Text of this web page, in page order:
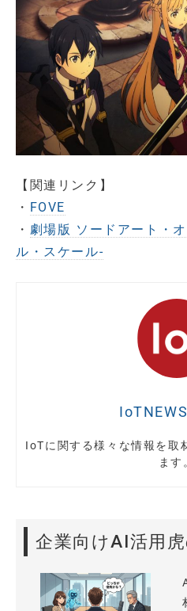
【関連リンク】
・ FOVE
・ 劇場版 ソードアート・
ル・スケール-
IoTに関する様々な情報を取
ます
企業向けAI活用